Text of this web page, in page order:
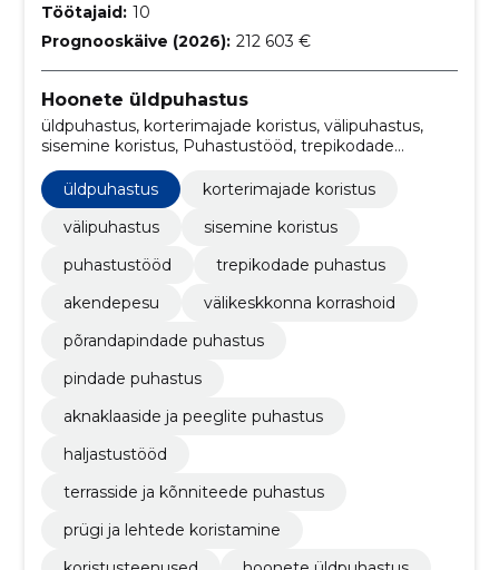
Töötajaid: 10
Prognooskäive (2026): 212 603 €
Hoonete üldpuhastus
üldpuhastus, korterimajade koristus, välipuhastus,
sisemine koristus, Puhastustööd, trepikodade
puhastus, akendepesu, välikeskkonna korrashoid,
põrandapindade puhastus, pindade puhastus
üldpuhastus
korterimajade koristus
välipuhastus
sisemine koristus
puhastustööd
trepikodade puhastus
akendepesu
välikeskkonna korrashoid
põrandapindade puhastus
pindade puhastus
aknaklaaside ja peeglite puhastus
haljastustööd
terrasside ja kõnniteede puhastus
prügi ja lehtede koristamine